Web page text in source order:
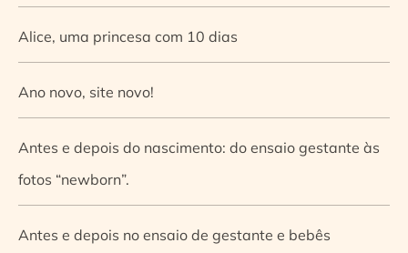
Alice, uma princesa com 10 dias
Ano novo, site novo!
Antes e depois do nascimento: do ensaio gestante às
fotos “newborn”.
Antes e depois no ensaio de gestante e bebês